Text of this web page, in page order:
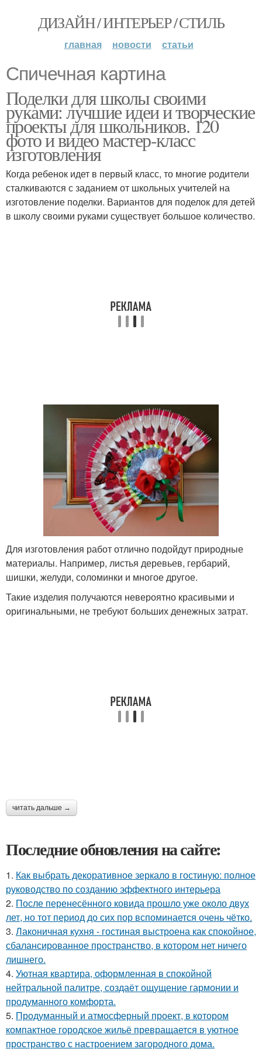
ДИЗАЙН / ИНТЕРЬЕР / СТИЛЬ
главная новости статьи
Спичечная картина
Поделки для школы своими
руками: лучшие идеи и творческие
проекты для школьников. 120
фото и видео мастер-класс
изготовления
Когда ребенок идет в первый класс, то многие родители
сталкиваются с заданием от школьных учителей на
изготовление поделки. Вариантов для поделок для детей
в школу своими руками существует большое количество.
Для изготовления работ отлично подойдут природные
материалы. Например, листья деревьев, гербарий,
шишки, желуди, соломинки и многое другое.
Такие изделия получаются невероятно красивыми и
оригинальными, не требуют больших денежных затрат.
читать дальше →
Последние обновления на сайте:
1. Как выбрать декоративное зеркало в гостиную: полное
руководство по созданию эффектного интерьера
2. После перенесённого ковида прошло уже около двух
лет, но тот период до сих пор вспоминается очень чётко.
3. Лаконичная кухня - гостиная выстроена как спокойное,
сбалансированное пространство, в котором нет ничего
лишнего.
4. Уютная квартира, оформленная в спокойной
нейтральной палитре, создаёт ощущение гармонии и
продуманного комфорта.
5. Продуманный и атмосферный проект, в котором
компактное городское жильё превращается в уютное
пространство с настроением загородного дома.